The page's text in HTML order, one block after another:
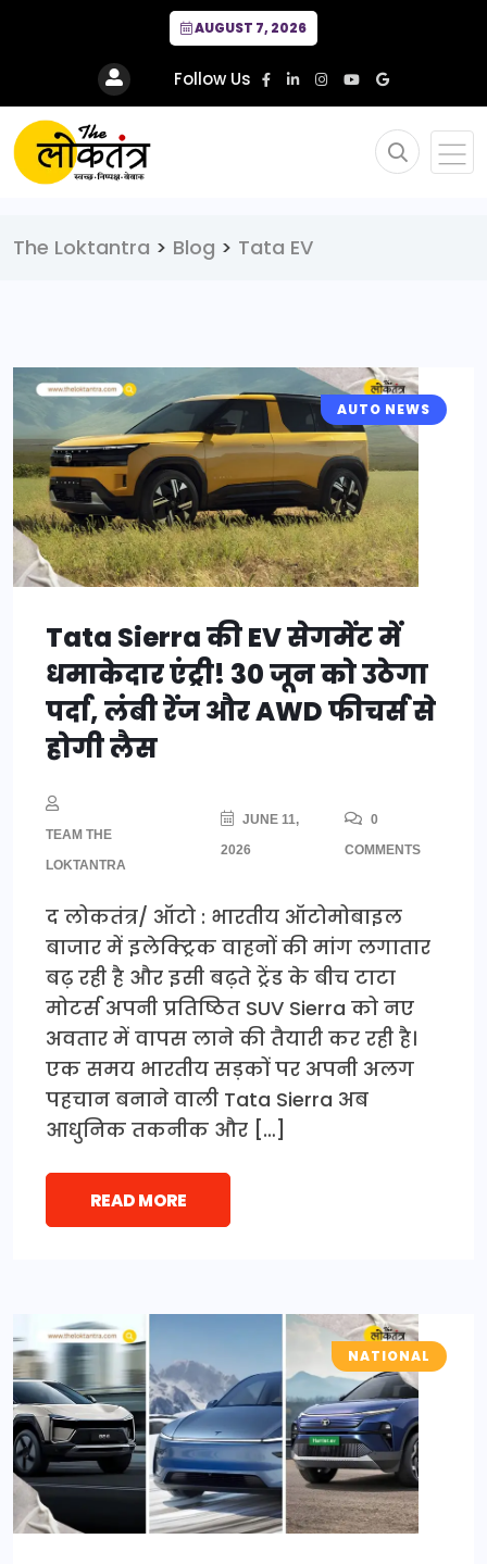
AUGUST 7, 2026
Follow Us
The Loktantra > Blog > Tata EV
AUTO NEWS
Tata Sierra की EV सेगमेंट में
धमाकेदार एंट्री! 30 जून को उठेगा
पर्दा, लंबी रेंज और AWD फीचर्स से
होगी लैस
TEAM THE
LOKTANTRA
JUNE 11,
2026
0
COMMENTS
द लोकतंत्र/ ऑटो : भारतीय ऑटोमोबाइल
बाजार में इलेक्ट्रिक वाहनों की मांग लगातार
बढ़ रही है और इसी बढ़ते ट्रेंड के बीच टाटा
मोटर्स अपनी प्रतिष्ठित SUV Sierra को नए
अवतार में वापस लाने की तैयारी कर रही है।
एक समय भारतीय सड़कों पर अपनी अलग
पहचान बनाने वाली Tata Sierra अब
आधुनिक तकनीक और […]
READ MORE
NATIONAL